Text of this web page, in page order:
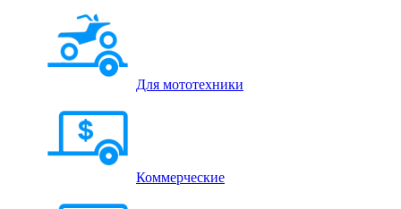
Для мототехники
Коммерческие